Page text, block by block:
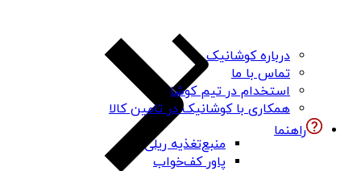
منبع‌تغذیه ریلی
پاور کف‌خواب
درباره کوشانیک
تماس با ما
استخدام در تیم کوشا
همکاری با کوشانیک در تامین کالا
راهنما